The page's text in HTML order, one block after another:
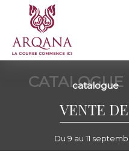
CATALOGUE
catalogue
VENTE
Du 9 au 11